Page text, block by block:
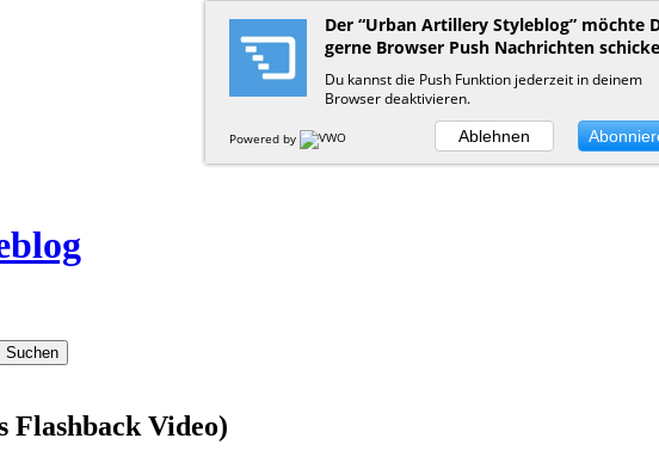
Flashback Video)
Der “Urban Artillery Styleblog” möchte
gerne Browser Push Nachrichten
Du kannst die Push Funktion jederzeit in deinem
Browser deaktivieren.
Powered by Ablehnen